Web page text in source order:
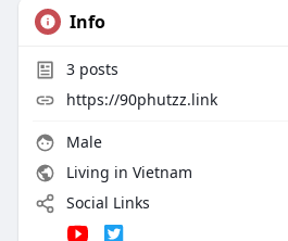
Info
3posts
https://90phutzz.link
Male
Living in Vietnam
Social Links